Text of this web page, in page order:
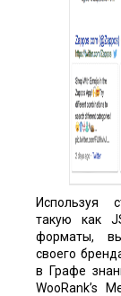
Используя
такую как
форматы,
своего
в Графе
WooRank’s